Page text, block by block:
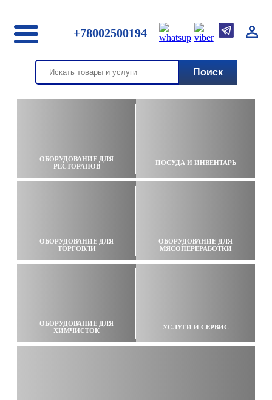
+78002500194
ОБОРУДОВАНИЕ ДЛЯ
РЕСТОРАНОВ
ПОСУДА И ИНВЕНТАРЬ
ОБОРУДОВАНИЕ ДЛЯ
ТОРГОВЛИ
ОБОРУДОВАНИЕ ДЛЯ
МЯСОПЕРЕРАБОТКИ
ОБОРУДОВАНИЕ ДЛЯ
ХИМЧИСТОК
УСЛУГИ И СЕРВИС